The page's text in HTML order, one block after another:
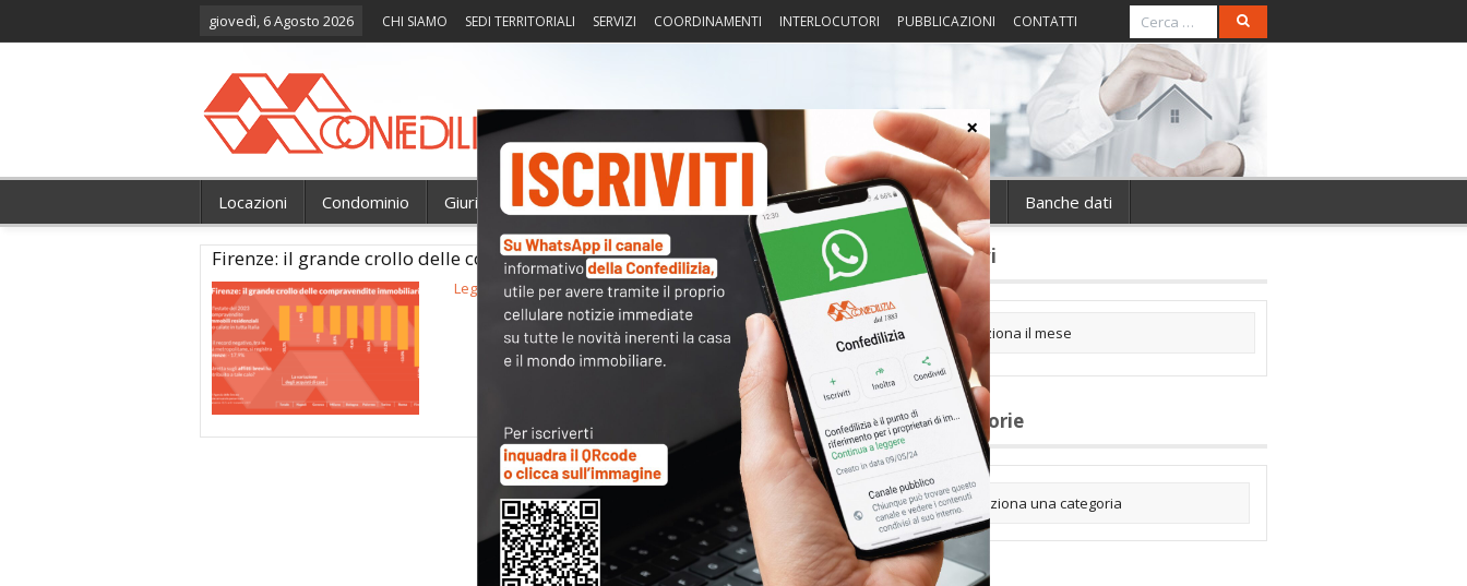
giovedì, 6 Agosto 2026 CHI SIAMO SEDI TERRITORIALI SERVIZI COORDINAMENTI INTERLOCUTORI PUBBLICAZIONI CONTATTI
Locazioni Condominio Giurisprudenza Fisco Portierato Intorno alla casa Notizie Banche dati
Firenze: il grande crollo delle compravendite immobiliari
Leggi
Archivi
Categorie